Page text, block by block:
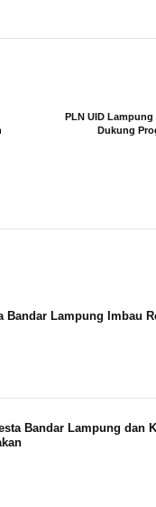
PLN UID
Dukung
Bandar Lampung Imbau
Bandar Lampung dan